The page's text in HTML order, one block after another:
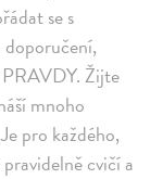
se s
PRAVDY. Žijte
mnoho
pro každého,
cvičí a